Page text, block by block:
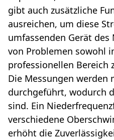
gibt auch zusätzliche
ausreichen, um diese
umfassenden Gerät
von Problemen sowohl
professionellen Bereich
Die Messungen werden
durchgeführt, wodurch
sind. Ein
verschiedene
erhöht die